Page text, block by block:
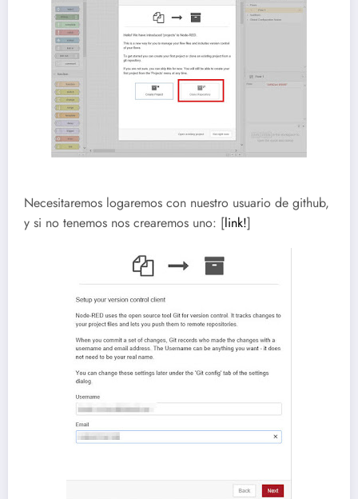
Necesitaremos logaremos con nuestro usuario de github,
y si no tenemos nos crearemos uno: [link!]